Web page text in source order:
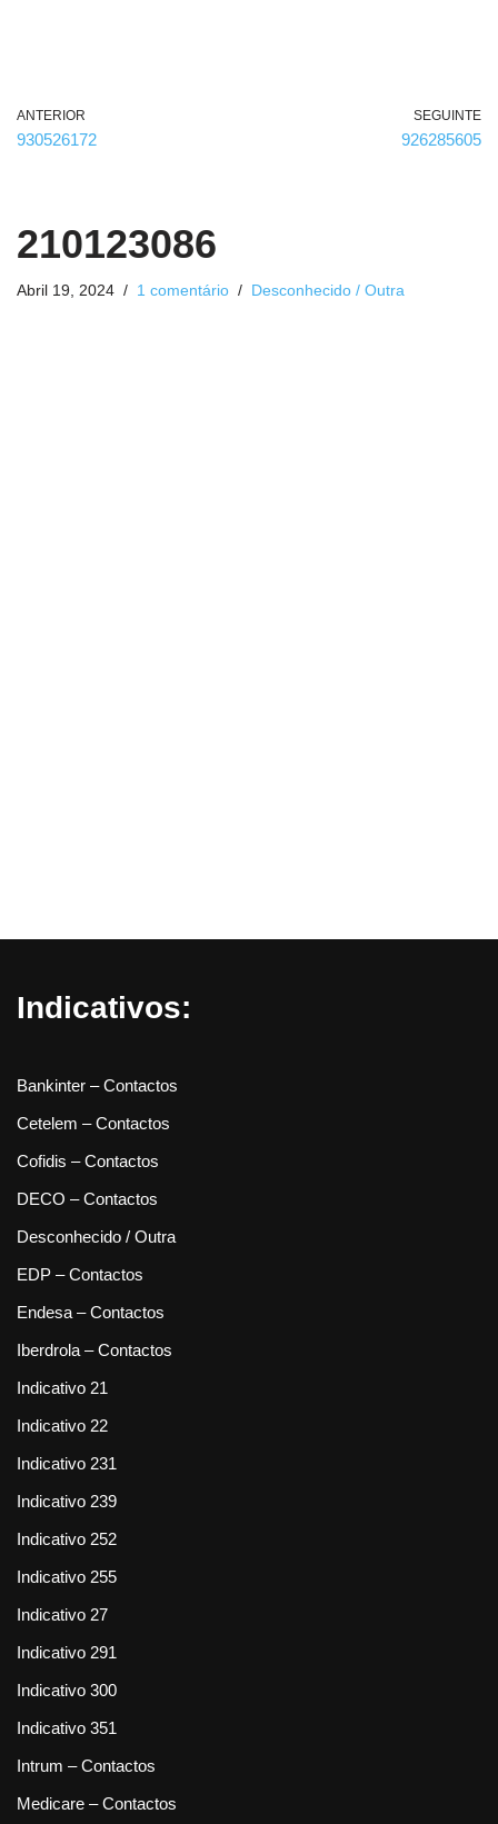
ANTERIOR
930526172
SEGUINTE
926285605
210123086
Abril 19, 2024 1 comentário Desconhecido / Outra
Indicativos:
Bankinter – Contactos
Cetelem – Contactos
Cofidis – Contactos
DECO – Contactos
Desconhecido / Outra
EDP – Contactos
Endesa – Contactos
Iberdrola – Contactos
Indicativo 21
Indicativo 22
Indicativo 231
Indicativo 239
Indicativo 252
Indicativo 255
Indicativo 27
Indicativo 291
Indicativo 300
Indicativo 351
Intrum – Contactos
Medicare – Contactos